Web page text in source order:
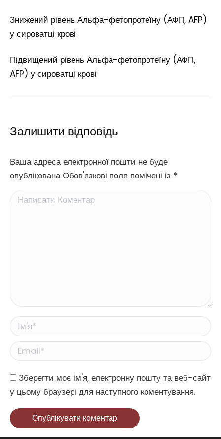
Знижений рівень Альфа-фетопротеїну (АФП, AFP)
у сироватці крові
Підвищений рівень Альфа-фетопротеїну (АФП,
AFP) у сироватці крові
Залишити відповідь
Ваша адреса електронної пошти не буде
опублікована Обов'язкові поля помічені із *
Написати Коментар
Ім'я *
Email *
Website
Зберегти моє ім'я, електронну пошту та веб-сайт
у цьому браузері для наступного коментування.
Опублікувати коментар